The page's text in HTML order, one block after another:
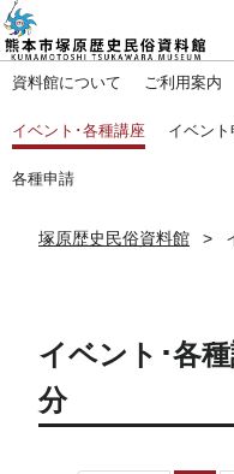
資料館について ご利用案内
イベント･各種講座 イベン
各種申請
塚原歴史民俗資料館
イベント･各
分